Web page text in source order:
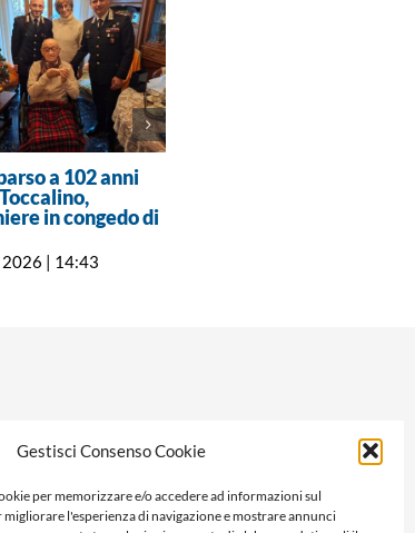
Gestisci Consenso Cookie
per memorizzare e/o accedere ad informazioni sul
l'esperienza di navigazione e mostrare annunci
a 102 anni
in congedo di
2026 | 14:43